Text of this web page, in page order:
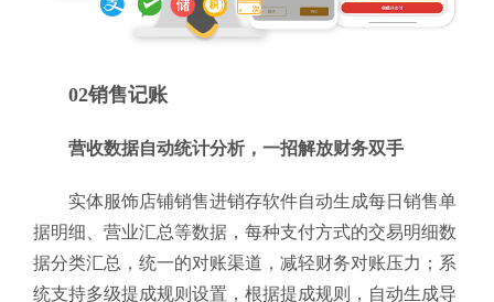
02销售记账
营收数据自动统计分析，一招解放财务双手
实体服饰店铺销售进销存软件自动生成每日销售单
据明细、营业汇总等数据，每种支付方式的交易明细数
据分类汇总，统一的对账渠道，减轻财务对账压力；系
统支持多级提成规则设置，根据提成规则，自动生成导